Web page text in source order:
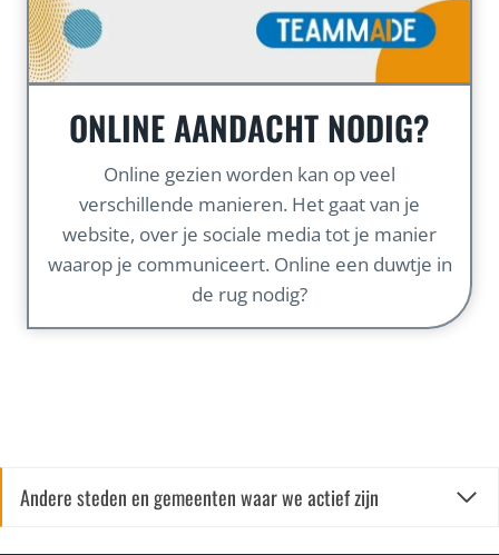
ONLINE AANDACHT NODIG?
Online gezien worden kan op veel
verschillende manieren. Het gaat van je
website, over je sociale media tot je manier
waarop je communiceert. Online een duwtje in
de rug nodig?
Andere steden en gemeenten waar we actief zijn